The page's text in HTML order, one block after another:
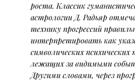
роста. Классик
астрологии Д. Радьяр
технику прогрессий
интерпретировать как
символических психических
лежащих за видимыми
Другими словами, через